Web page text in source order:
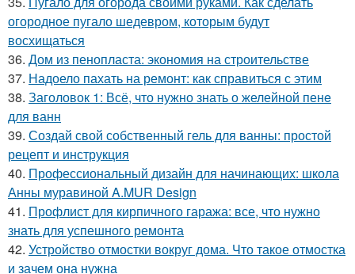
огородное пугало шедевром, которым будут
восхищаться
36. Дом из пенопласта: экономия на строительстве
37. Надоело пахать на ремонт: как справиться с этим
38. Заголовок 1: Всё, что нужно знать о желейной пенe
для ванн
39. Создай свой собственный гель для ванны: простой
рецепт и инструкция
40. Профессиональный дизайн для начинающих: школа
Анны муравиной A.MUR Design
41. Профлист для кирпичного гаража: все, что нужно
знать для успешного ремонта
42. Устройство отмостки вокруг дома. Что такое отмостка
и зачем она нужна